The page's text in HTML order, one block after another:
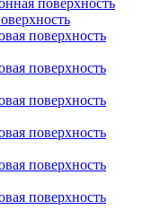
поверхность
поверхность
поверхность
поверхность
поверхность
поверхность
поверхность